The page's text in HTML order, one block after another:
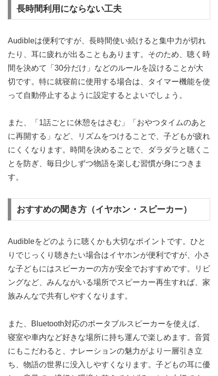
長時間利用にならない工夫
Audibleは便利ですが、長時間使い続けると集中力が切れ
たり、耳に疲れが出ることもあります。そのため、聴く時
間を決めて「30分だけ」などのルールを設けることが大
切です。特に就寝前に使用する場合は、タイマー機能を使
って自動停止するように設定するとよいでしょう。
また、「1話ごとに休憩をはさむ」「おやつタイムのあと
に再開する」など、リズムをつけることで、子どもが疲れ
にくくなります。時間を決めることで、ダラダラと聴くこ
とを防ぎ、毎日少しずつ物語を楽しむ習慣が身につきま
す。
おすすめの聞き方（イヤホン・スピーカー）
Audibleをどのように聴くかも大切なポイントです。ひと
りでじっくり聴きたい場合はイヤホンが便利ですが、小さ
な子どもにはスピーカーの方が安全でおすすめです。リビ
ングなど、みんながいる場所でスピーカー再生すれば、家
族みんなで共有しやすくなります。
また、Bluetooth対応のポータブルスピーカーを使えば、
寝室や車内など好きな場所に持ち運んで楽しめます。音質
にもこだわると、ナレーションの魅力がより一層引き立
ち、物語の世界に没入しやすくなります。子どもの耳に優